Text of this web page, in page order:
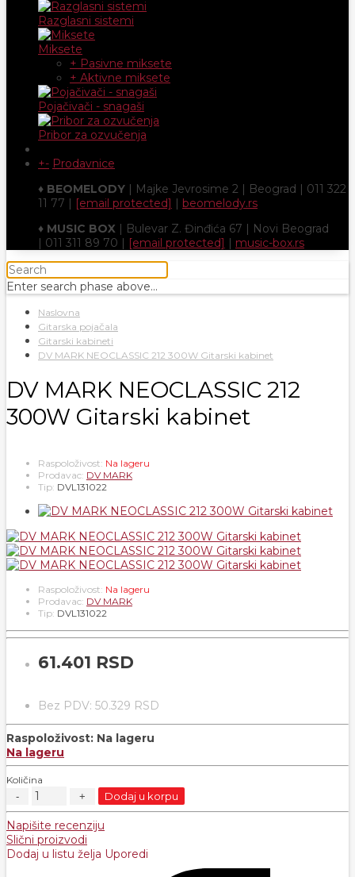
Razglasni sistemi
Miksete
+ Pasivne miksete
+ Aktivne miksete
Pojačivači - snagaši
Pribor za ozvučenja
+- Prodavnice
♦ BEOMELODY | Majke Jevrosime 2 | Beograd | 011 322
11 77 | [email protected] | beomelody.rs
♦ MUSIC BOX | Bulevar Z. Đinđića 67 | Novi Beograd
| 011 311 89 70 | [email protected] | music-box.rs
Enter search phase above...
Naslovna
Gitarska pojačala
Gitarski kabineti
DV MARK NEOCLASSIC 212 300W Gitarski kabinet
DV MARK NEOCLASSIC 212
300W Gitarski kabinet
Raspoloživost: Na lageru
Prodavac: DV MARK
Tip: DVL131022
Raspoloživost: Na lageru
Prodavac: DV MARK
Tip: DVL131022
61.401 RSD
Bez PDV: 50.329 RSD
Raspoloživost: Na lageru
Na lageru
Količina
Dodaj u korpu
Napišite recenziju
Slični proizvodi
Dodaj u listu želja Uporedi